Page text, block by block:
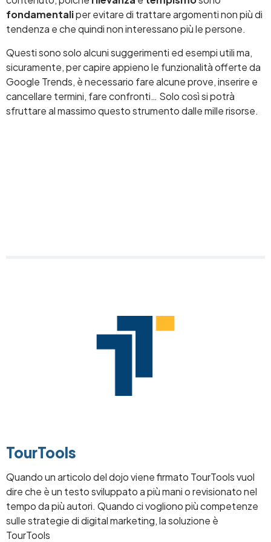
fondamentaliper evitare di trattare argomenti non più di
tendenza e che quindi non interessano più le persone.
Questi sono solo alcuni suggerimenti ed esempi utili ma,
sicuramente, per capire appieno le funzionalità offerte da
Google Trends, è necessario fare alcune prove, inserire e
cancellare termini, fare confronti… Solo così si potrà
sfruttare al massimo questo strumento dalle mille risorse.
TourTools
Quando un articolo del dojo viene firmato TourTools vuol
dire che è un testo sviluppato a più mani o revisionato nel
tempo da più autori. Quando ci vogliono più competenze
sulle strategie di digital marketing, la soluzione è
TourTools